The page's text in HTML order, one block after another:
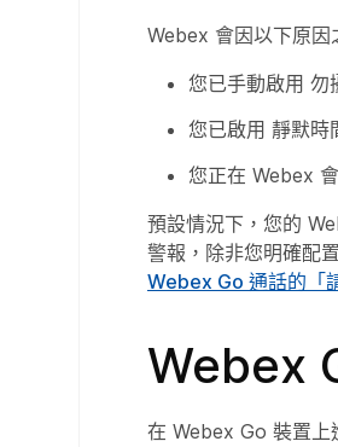
Webex 會因以下原因
您已手動啟用 勿
您已啟用 靜默時
您正在 Webex
預設情況下，您的
警報，除非您明確配
Webex Go 通話的「
Webex
在 Webex Go 裝置上